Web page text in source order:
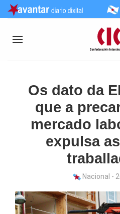
Os dato da
que a
mercado
expulsa
Nacional -